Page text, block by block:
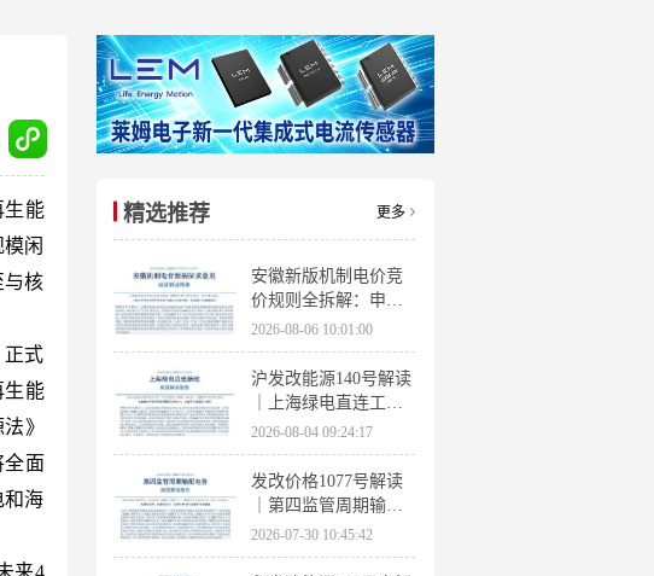
生能
闲
与核
正式
生能
》
全面
和海
来4
精选推荐 更多
安徽新版机制电价竞
价规则全拆解：申报
条件、保函罚则、出
清机制、聚合商门槛
2026-08-06 10:01:00
沪发改能源140号解读
｜上海绿电直连工作
方案 申报条件、源荷
指标、场景优先级全
梳理
2026-08-04 09:24:17
发改价格1077号解读
｜第四监管周期输配
电价落地 电量电价下
调容量电价上调
2026-07-30 10:45:42